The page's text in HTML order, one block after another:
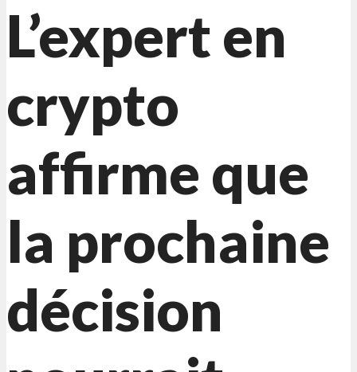
L’expert en
crypto
affirme que
la prochaine
décision